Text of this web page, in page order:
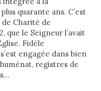
quarante ans. C’est
de Charité de
que le Seigneur l’avait
Fidèle
engagée dans bien
registres de